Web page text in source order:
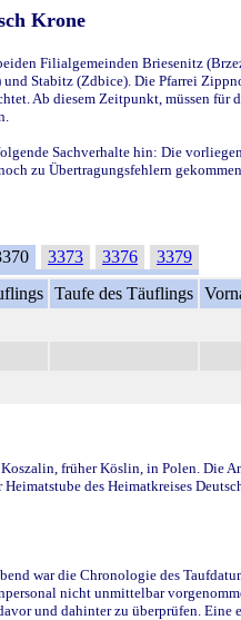
Krone
Filialgemeinden Briesenitz
Stabitz (Zdbice). Die Pfarrei
Ab diesem Zeitpunkt, müssen
Sachverhalte hin: Die
zu Übertragungsfehlern
3373 3376
3379
Taufe des Täuflings
früher Köslin, in Polen.
des Heimatkreises
war die Chronologie des
nicht unmittelbar
und dahinter zu überprüfen.